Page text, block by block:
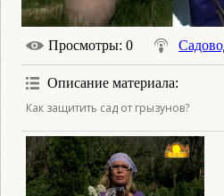
Просмотры: 0
Описание материала:
Как защитить сад от грызунов?